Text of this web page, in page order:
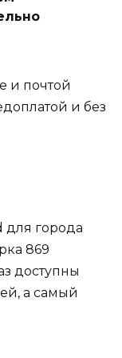
и почтой
и без
для города
869
доступны
а самый